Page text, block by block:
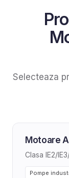
Selecteaza
Motoare
Clasa IE2/
Pompe